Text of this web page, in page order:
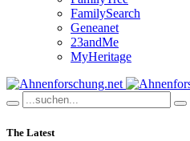
FamilySearch
Geneanet
23andMe
MyHeritage
The Latest